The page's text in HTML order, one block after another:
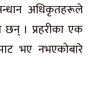
अधिकृतहरूले
छन् । प्रहरीका एक
भए नभएकोबारे